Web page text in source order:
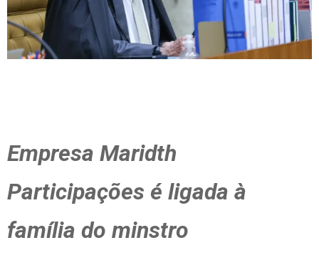
Empresa Maridth
Participações é ligada à
família do minstro